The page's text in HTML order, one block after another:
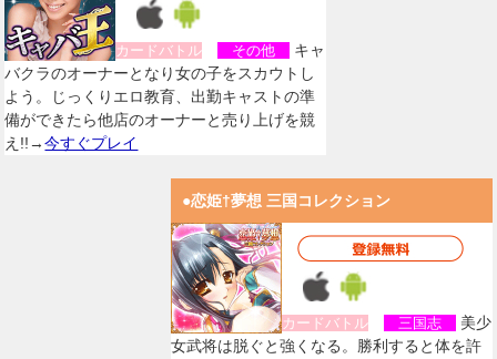
カードバトル その他
キャ
バクラのオーナーとなり女の子をスカウトし
よう。じっくりエロ教育、出勤キャストの準
備ができたら他店のオーナーと売り上げを競
え!!→今すぐプレイ
●恋姫†夢想 三国コレクション
カードバトル 三国志
美少
女武将は脱ぐと強くなる。勝利すると体を許